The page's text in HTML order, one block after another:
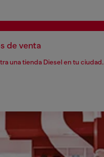
de venta
una tienda Diesel en tu ciudad.